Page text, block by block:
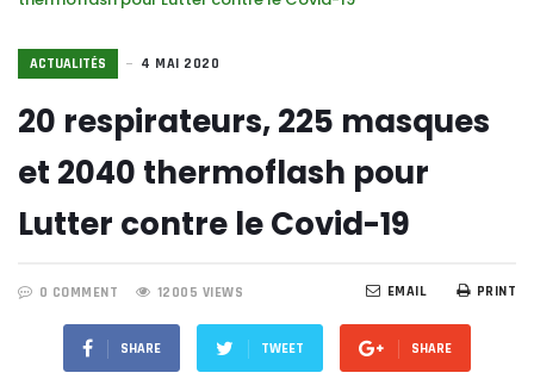
ACTUALITÉS 4 MAI 2020
20 respirateurs, 225 masques
et 2040 thermoflash pour
Lutter contre le Covid-19
0 COMMENT 12005 VIEWS PRINT
EMAIL
SHARE TWEET SHARE